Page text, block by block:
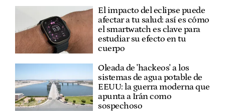
El impacto del eclipse puede
afectar a tu salud: así es cómo
el smartwatch es clave para
estudiar su efecto en tu
cuerpo
Oleada de 'hackeos' a los
sistemas de agua potable de
EEUU: la guerra moderna que
apunta a Irán como
sospechoso